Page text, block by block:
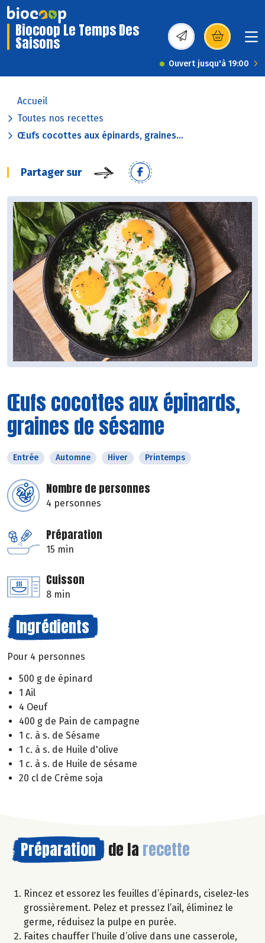
Biocoop Le Temps Des
Saisons (s’ouvre dans une
Ouvert jusqu'à 19:00
Accueil
Toutes nos recettes
Œufs cocottes aux épinards, graines...
Partager sur
Œufs cocottes aux épinards,
graines de sésame
Entrée Automne Hiver Printemps
Nombre de personnes
4 personnes
Préparation
15 min
Cuisson
8 min
Ingrédients
Pour 4 personnes
500 g de épinard
1 Ail
4 Oeuf
400 g de Pain de campagne
1 c. à s. de Sésame
1 c. à s. de Huile d'olive
1 c. à s. de Huile de sésame
20 cl de Crème soja
Préparation de la recette
Rincez et essorez les feuilles d’épinards, ciselez-les
grossièrement. Pelez et pressez l’ail, éliminez le
germe, réduisez la pulpe en purée.
Faites chauffer l’huile d’olive dans une casserole,